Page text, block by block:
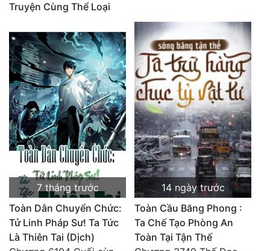
Truyện Cùng Thể Loại
7 tháng trước
Toàn Dân Chuyển Chức:
Tử Linh Pháp Sư! Ta Tức
Là Thiên Tai (Dịch)
14 ngày trước
Toàn Cầu Băng Phong :
Ta Chế Tạo Phòng An
Toàn Tại Tận Thế